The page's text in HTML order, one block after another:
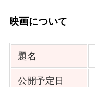
映画について
題名
公開予定日